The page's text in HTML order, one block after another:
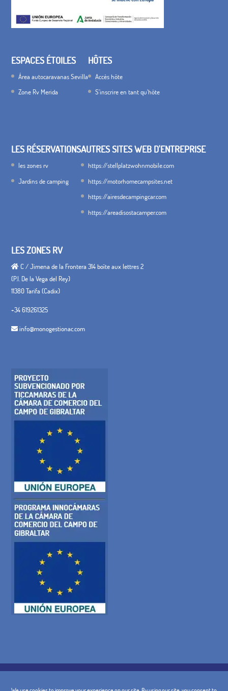
ESPACES ÉTOILES
Área autocaravanas Sevilla
Zone Rv Merida
HÔTES
Accès hôte
S'inscrire en tant qu'hôte
LES RÉSERVATIONS
les zones rv
Jardins de camping
AUTRES SITES WEB D'ENTREPRISE
https://stellplatzwohnmobile.com
https://motorhomecampsites.net
https://airesdecampingcar.com
https://areadisostacamper.com
LES ZONES RV
C / Jimena de la Frontera 314 boîte aux lettres 2
(P.I. De la Vega del Rey)
11380 Tarifa (Cadix)
+34 619261325
info@monogestionac.com